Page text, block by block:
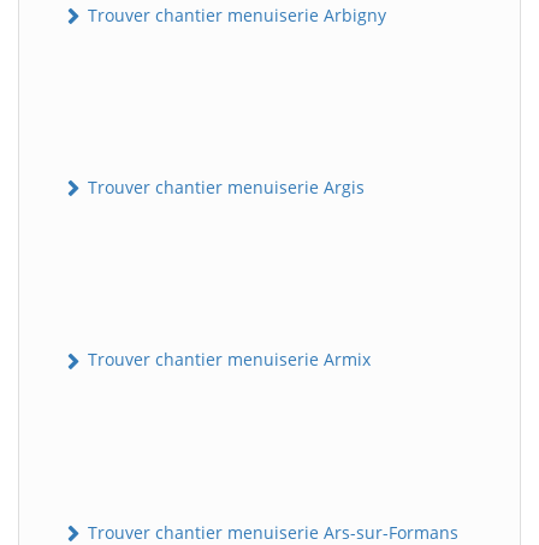
Trouver chantier menuiserie Arbigny
Trouver chantier menuiserie Argis
Trouver chantier menuiserie Armix
Trouver chantier menuiserie Ars-sur-Formans